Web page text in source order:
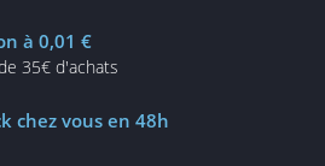
à 0,01 €
35€ d'achats
chez vous en 48h